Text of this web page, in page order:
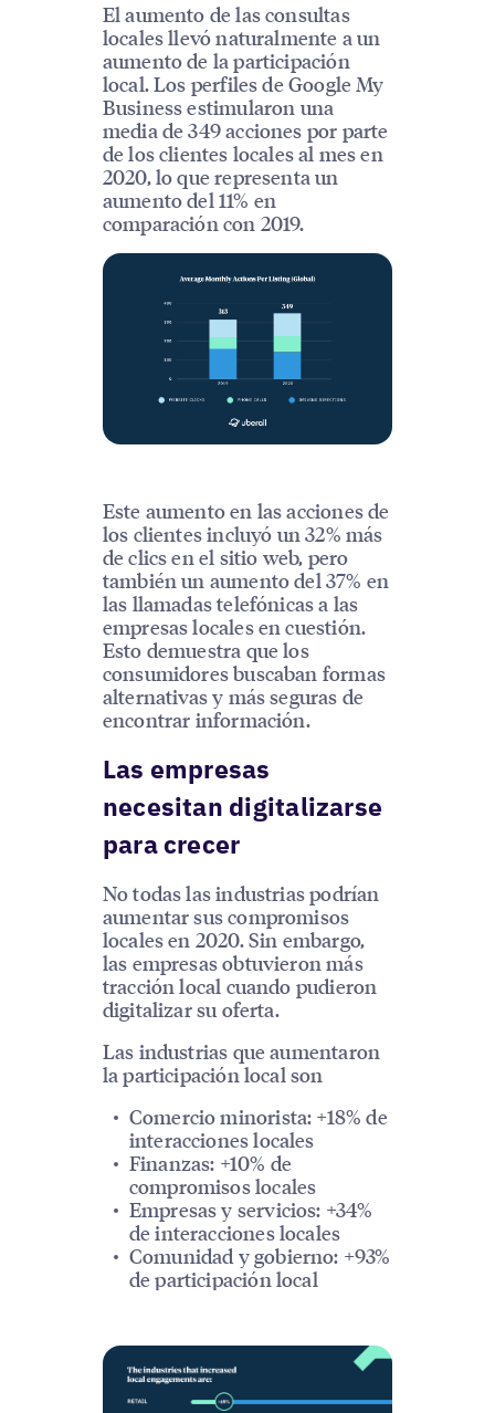
El aumento de las consultas
locales llevó naturalmente a un
aumento de la participación
local. Los perfiles de Google My
Business estimularon una
media de 349 acciones por parte
de los clientes locales al mes en
2020, lo que representa un
aumento del 11% en
comparación con 2019.
Este aumento en las acciones de
los clientes incluyó un 32% más
de clics en el sitio web, pero
también un aumento del 37% en
las llamadas telefónicas a las
empresas locales en cuestión.
Esto demuestra que los
consumidores buscaban formas
alternativas y más seguras de
encontrar información.
Las empresas
necesitan digitalizarse
para crecer
No todas las industrias podrían
aumentar sus compromisos
locales en 2020. Sin embargo,
las empresas obtuvieron más
tracción local cuando pudieron
digitalizar su oferta.
Las industrias que aumentaron
la participación local son
Comercio minorista: +18% de
interacciones locales
Finanzas: +10% de
compromisos locales
Empresas y servicios: +34%
de interacciones locales
Comunidad y gobierno: +93%
de participación local